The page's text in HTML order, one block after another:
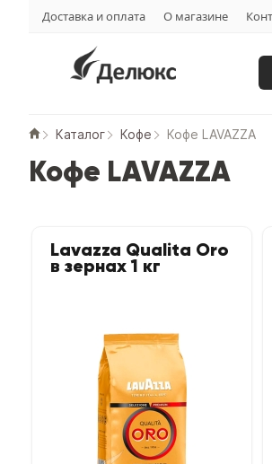
Доставка и оплата О магазине
Каталог Кофе Кофе LAVAZZA
Кофе LAVAZZA
Lavazza Qualita Oro
в зернах 1 кг